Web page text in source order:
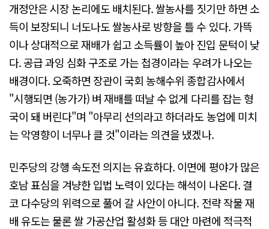
개정안은 시장 논리에도 배치된다. 쌀농사를 짓기만 하면 소
득이 보장되니 너도나도 쌀농사로 방향을 틀 수 있다. 가뜩
이나 상대적으로 재배가 쉽고 소득률이 높아 진입 문턱이 낮
다. 공급 과잉 심화 구조로 가는 첩경이라는 우려가 나오는
배경이다. 오죽하면 장관이 국회 농해수위 종합감사에서
"시행되면 (농가가) 벼 재배를 떠날 수 없게 다리를 잡는 형
국이 돼 버린다"며 "아무리 선의라고 하더라도 농업에 미치
는 악영향이 너무나 클 것"이라는 의견을 냈겠나.
민주당의 강행 속도전 의지는 유효하다. 이면에 평야가 많은
호남 표심을 겨냥한 입법 노력이 있다는 해석이 나온다. 결
코 다수당의 위력으로 풀어 갈 사안이 아니다. 전략 작물 재
배 유도는 물론 쌀 가공산업 활성화 등 대안 마련에 적극적